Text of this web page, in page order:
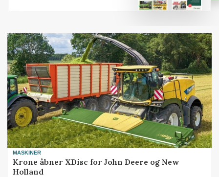
MASKINER
Krone åbner XDisc for John Deere og New
Holland